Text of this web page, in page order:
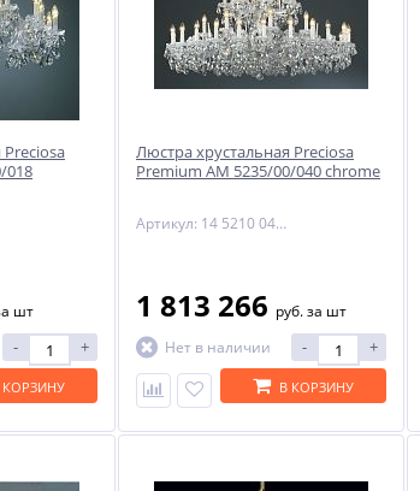
018
шт
- +
КОРЗИНУ
Люстра хрустальная Preciosa
Premium AM 5235/00/040 chrome
Артикул: 14 5210 040 06 11 01 70
1 813 266 руб.за шт
Нет в наличии
- +
В КОРЗИНУ